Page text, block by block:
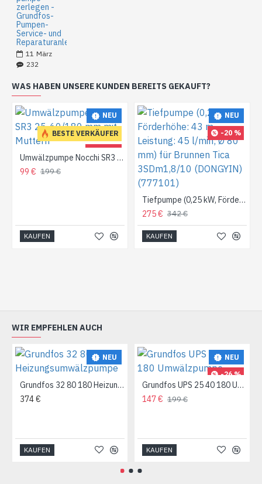
zerlegen -
Grundfos-
Pumpen-
Service- und
Reparaturanleitung
11 März
232
WAS HABEN UNSERE KUNDEN BEREITS GEKAUFT?
NEU
BESTE VERKÄUFER
Umwälzpumpe Nocchi SR3 25-60/180 mm mit Muttern
99 € 199 €
KAUFEN
NEU
-20 %
Tiefpumpe (0,25 kW, Förderhöhe: 43 m, Leistung: 45 l/min; Ø 80 mm) für Brunnen Tica 3SDm1,8/10 (DONGYIN) (777101)
275 € 342 €
KAUFEN
WIR EMPFEHLEN AUCH
NEU
Grundfos 32 80 180 Heizungsumwälzpumpe
374 €
KAUFEN
NEU
-26 %
Grundfos UPS 25 40 180 Umwälzpumpe
147 € 199 €
KAUFEN